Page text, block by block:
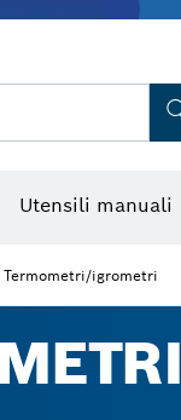
Utensili manuali
Termometri/igrometri